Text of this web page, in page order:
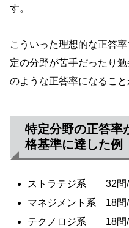
す。
こういった理想的な正答
定の分野が苦手だったり
のような正答率になること
特定分野の正答率
格基準に達した例
ストラテジ系 32
マネジメント系 18
テクノロジ系 18